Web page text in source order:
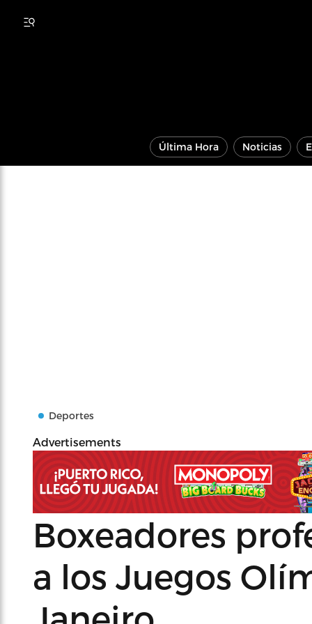
Última Hora Noticias
Deportes
Advertisements
Boxeadores
a los Juegos